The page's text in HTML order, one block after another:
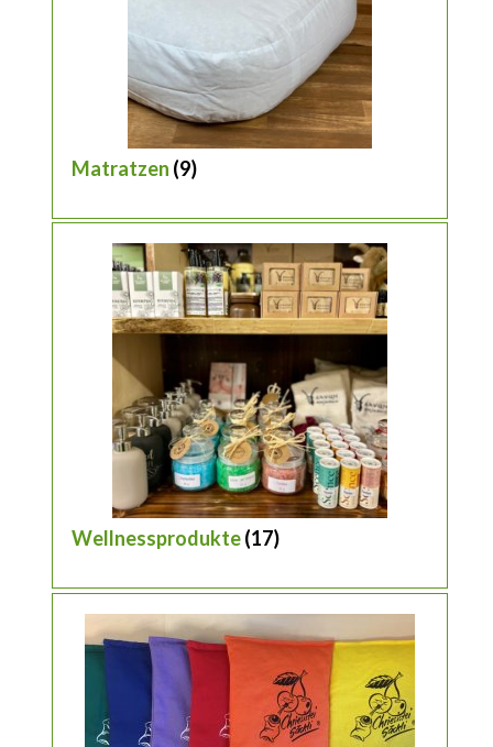
Matratzen (9)
Wellnessprodukte(17)